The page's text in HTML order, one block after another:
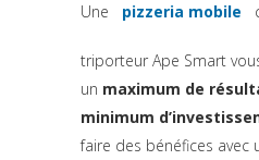
Une pizzeria mobile
triporteur Ape Smart
un maximum de
minimum
faire des bénéfices avec